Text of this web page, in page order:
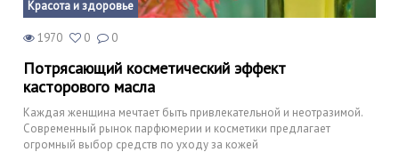
Красота и здоровье
1970 0 0
Потрясающий косметический эффект
касторового масла
Каждая женщина мечтает быть привлекательной и неотразимой.
Современный рынок парфюмерии и косметики предлагает
огромный выбор средств по уходу за кожей